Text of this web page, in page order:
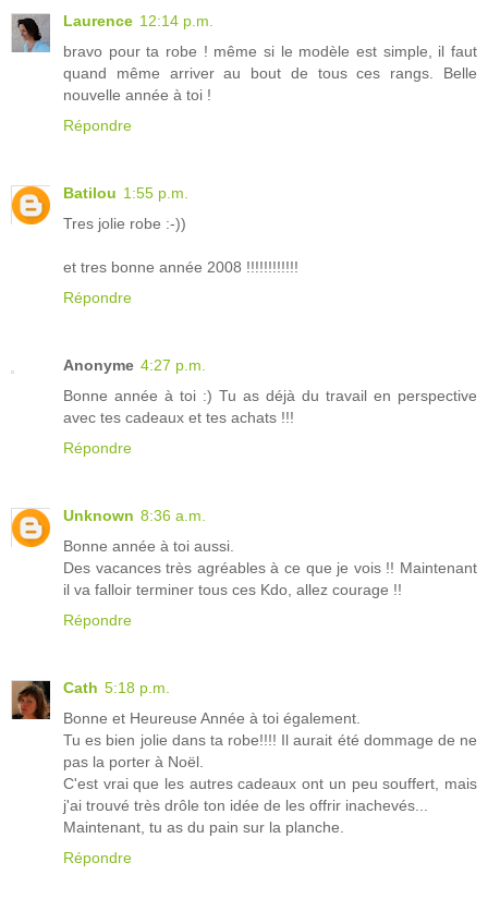
Laurence 12:14 p.m.
bravo pour ta robe ! même si le modèle est simple, il faut
quand même arriver au bout de tous ces rangs. Belle
nouvelle année à toi !
Répondre
Batilou 1:55 p.m.
Tres jolie robe :-))
et tres bonne année 2008 !!!!!!!!!!!!
Répondre
Anonyme 4:27 p.m.
Bonne année à toi :) Tu as déjà du travail en perspective
avec tes cadeaux et tes achats !!!
Répondre
Unknown 8:36 a.m.
Bonne année à toi aussi.
Des vacances très agréables à ce que je vois !! Maintenant
il va falloir terminer tous ces Kdo, allez courage !!
Répondre
Cath 5:18 p.m.
Bonne et Heureuse Année à toi également.
Tu es bien jolie dans ta robe!!!! Il aurait été dommage de ne
pas la porter à Noël.
C'est vrai que les autres cadeaux ont un peu souffert, mais
j'ai trouvé très drôle ton idée de les offrir inachevés...
Maintenant, tu as du pain sur la planche.
Répondre